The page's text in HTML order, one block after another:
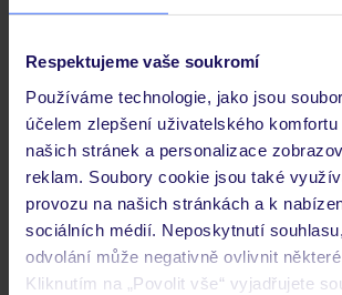
Respektujeme vaše soukromí
Používáme technologie, jako jsou
účelem zlepšení uživatelského
našich stránek a personalizace
reklam. Soubory cookie jsou také
provozu na našich stránkách a k
sociálních médií. Neposkytnutí
odvolání může negativně ovlivnit
Kliknutím na „Povolit vše“ vyjadřujete
Důležité informace
Často kladené otázky
Jaké doklady jsou potřebné při cestování?
Budeme ubytováni ihned po příjezdu do
Kam jít po přistání a vyzvednutí zavazadel?
Zobrazit další